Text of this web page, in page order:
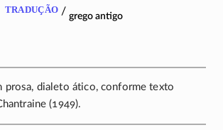
tradução / grego antigo
prosa, dialeto ático, conforme texto
(1949).